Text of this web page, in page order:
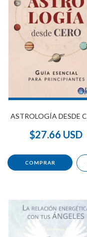
ASTROLOGÍA DESDE
$27.66 USD